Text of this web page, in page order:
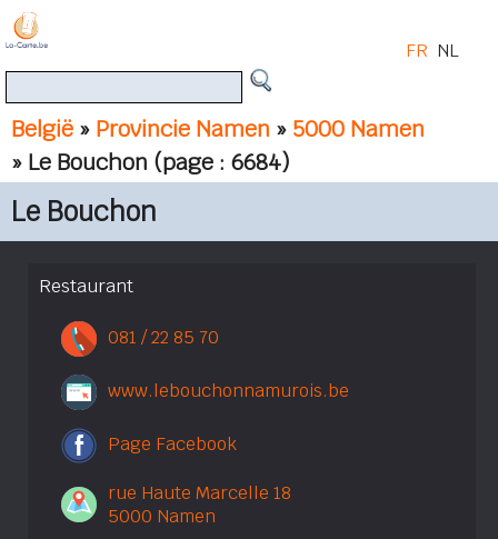
België » Provincie Namen » 5000 Namen
» Le Bouchon (page : 6684)
FR NL
Le Bouchon
Restaurant
081 / 22 85 70
www.lebouchonnamurois.be
Page Facebook
rue Haute Marcelle 18
5000 Namen